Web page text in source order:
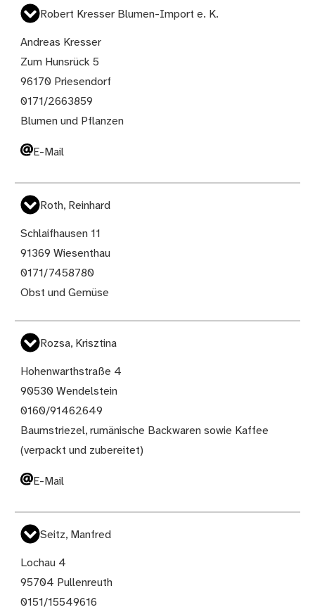
Robert Kresser Blumen-Import e. K.
Andreas Kresser
Zum Hunsrück 5
96170 Priesendorf
0171/2663859
Blumen und Pflanzen
E-Mail
Roth, Reinhard
Schlaifhausen 11
91369 Wiesenthau
0171/7458780
Obst und Gemüse
Rozsa, Krisztina
Hohenwarthstraße 4
90530 Wendelstein
0160/91462649
Baumstriezel, rumänische Backwaren sowie Kaffee
(verpackt und zubereitet)
E-Mail
Seitz, Manfred
Lochau 4
95704 Pullenreuth
0151/15549616